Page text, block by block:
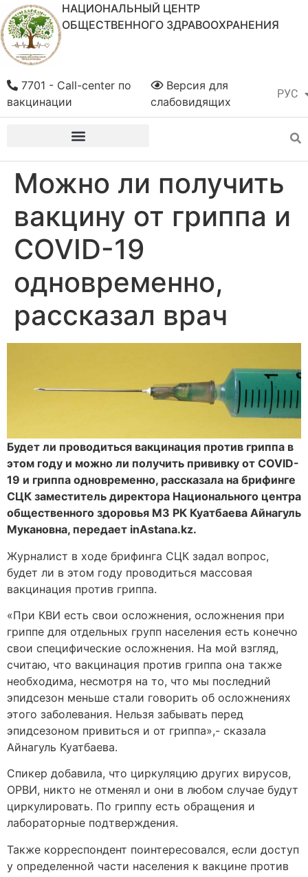
НАЦИОНАЛЬНЫЙ ЦЕНТР
ОБЩЕСТВЕННОГО ЗДРАВООХРАНЕНИЯ
РУС
ҚАЗ
Версия для
слабовидящих
7701 - Call-center по
вакцинации
Можно ли получить
вакцину от гриппа и
COVID-19
одновременно,
рассказал врач
Будет ли проводиться вакцинация против гриппа в
этом году и можно ли получить прививку от COVID-
19 и гриппа одновременно, рассказала на брифинге
СЦК заместитель директора Национального центра
общественного здоровья МЗ РК Куатбаева Айнагуль
Мукановна, передает inAstana.kz.
Журналист в ходе брифинга СЦК задал вопрос,
будет ли в этом году проводиться массовая
вакцинация против гриппа.
«При КВИ есть свои осложнения, осложнения при
гриппе для отдельных групп населения есть конечно
свои специфические осложнения. На мой взгляд,
считаю, что вакцинация против гриппа она также
необходима, несмотря на то, что мы последний
эпидсезон меньше стали говорить об осложнениях
этого заболевания. Нельзя забывать перед
эпидсезоном привиться и от гриппа»,- сказала
Айнагуль Куатбаева.
Спикер добавила, что циркуляцию других вирусов,
ОРВИ, никто не отменял и они в любом случае будут
циркулировать. По гриппу есть обращения и
лабораторные подтверждения.
Также корреспондент поинтересовался, если доступ
у определенной части населения к вакцине против